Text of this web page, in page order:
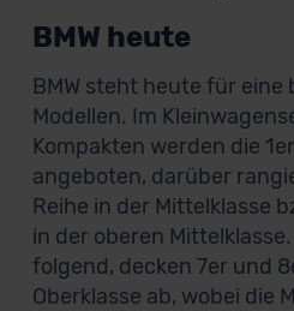
BMW heute
BMW steht heute für eine
Modellen. Im
Kompakten werden die
angeboten, darüber
Reihe in der Mittelklasse
in der oberen
folgend, decken 7er und
Oberklasse ab, wobei die